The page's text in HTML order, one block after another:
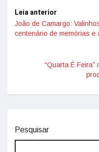
Leia anterior
João de Camargo:
centenário de memórias e
“Quarta É Feira”
Pesquisar